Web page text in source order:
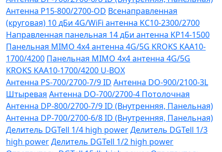
Антенна P15-800/2700-OD Всенаправленная
(круговая) 10 дБи 4G/WiFi антенна KC10-2300/2700
Направленная панельная 14 дБи антенна KP14-1500
Панельная MIMO 4x4 антенна 4G/5G KROKS KAA10-
1700/4200 Панельная MIMO 4x4 антенна 4G/5G
KROKS KAA10-1700/4200 U-BOX
Антенна PS-700/2700-7/9 ID Антенна DO-900/2100-3L
Штыревая Антенна DO-700/2700-4 Потолочная
Антенна DP-800/2700-7/9 ID (Внутренняя, Панельная)
Антенна DP-700/2700-6/8 ID (Внутренняя, Панельная)
Делитель DGTell 1/4 high powerДелитель DGTell 1/3
high powerДелитель DGTell 1/2 high power